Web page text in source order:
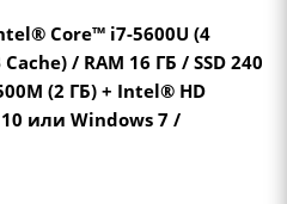
Core™ i7-5600U (4
/ RAM 16 ГБ / SSD 240
(2 ГБ) + Intel® HD
или Windows 7 /